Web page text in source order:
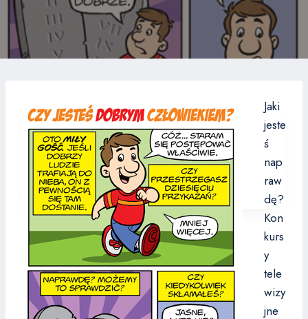
Jaki
jeste
ś
nap
raw
dę?
Kon
kurs
y
tele
wizy
jne